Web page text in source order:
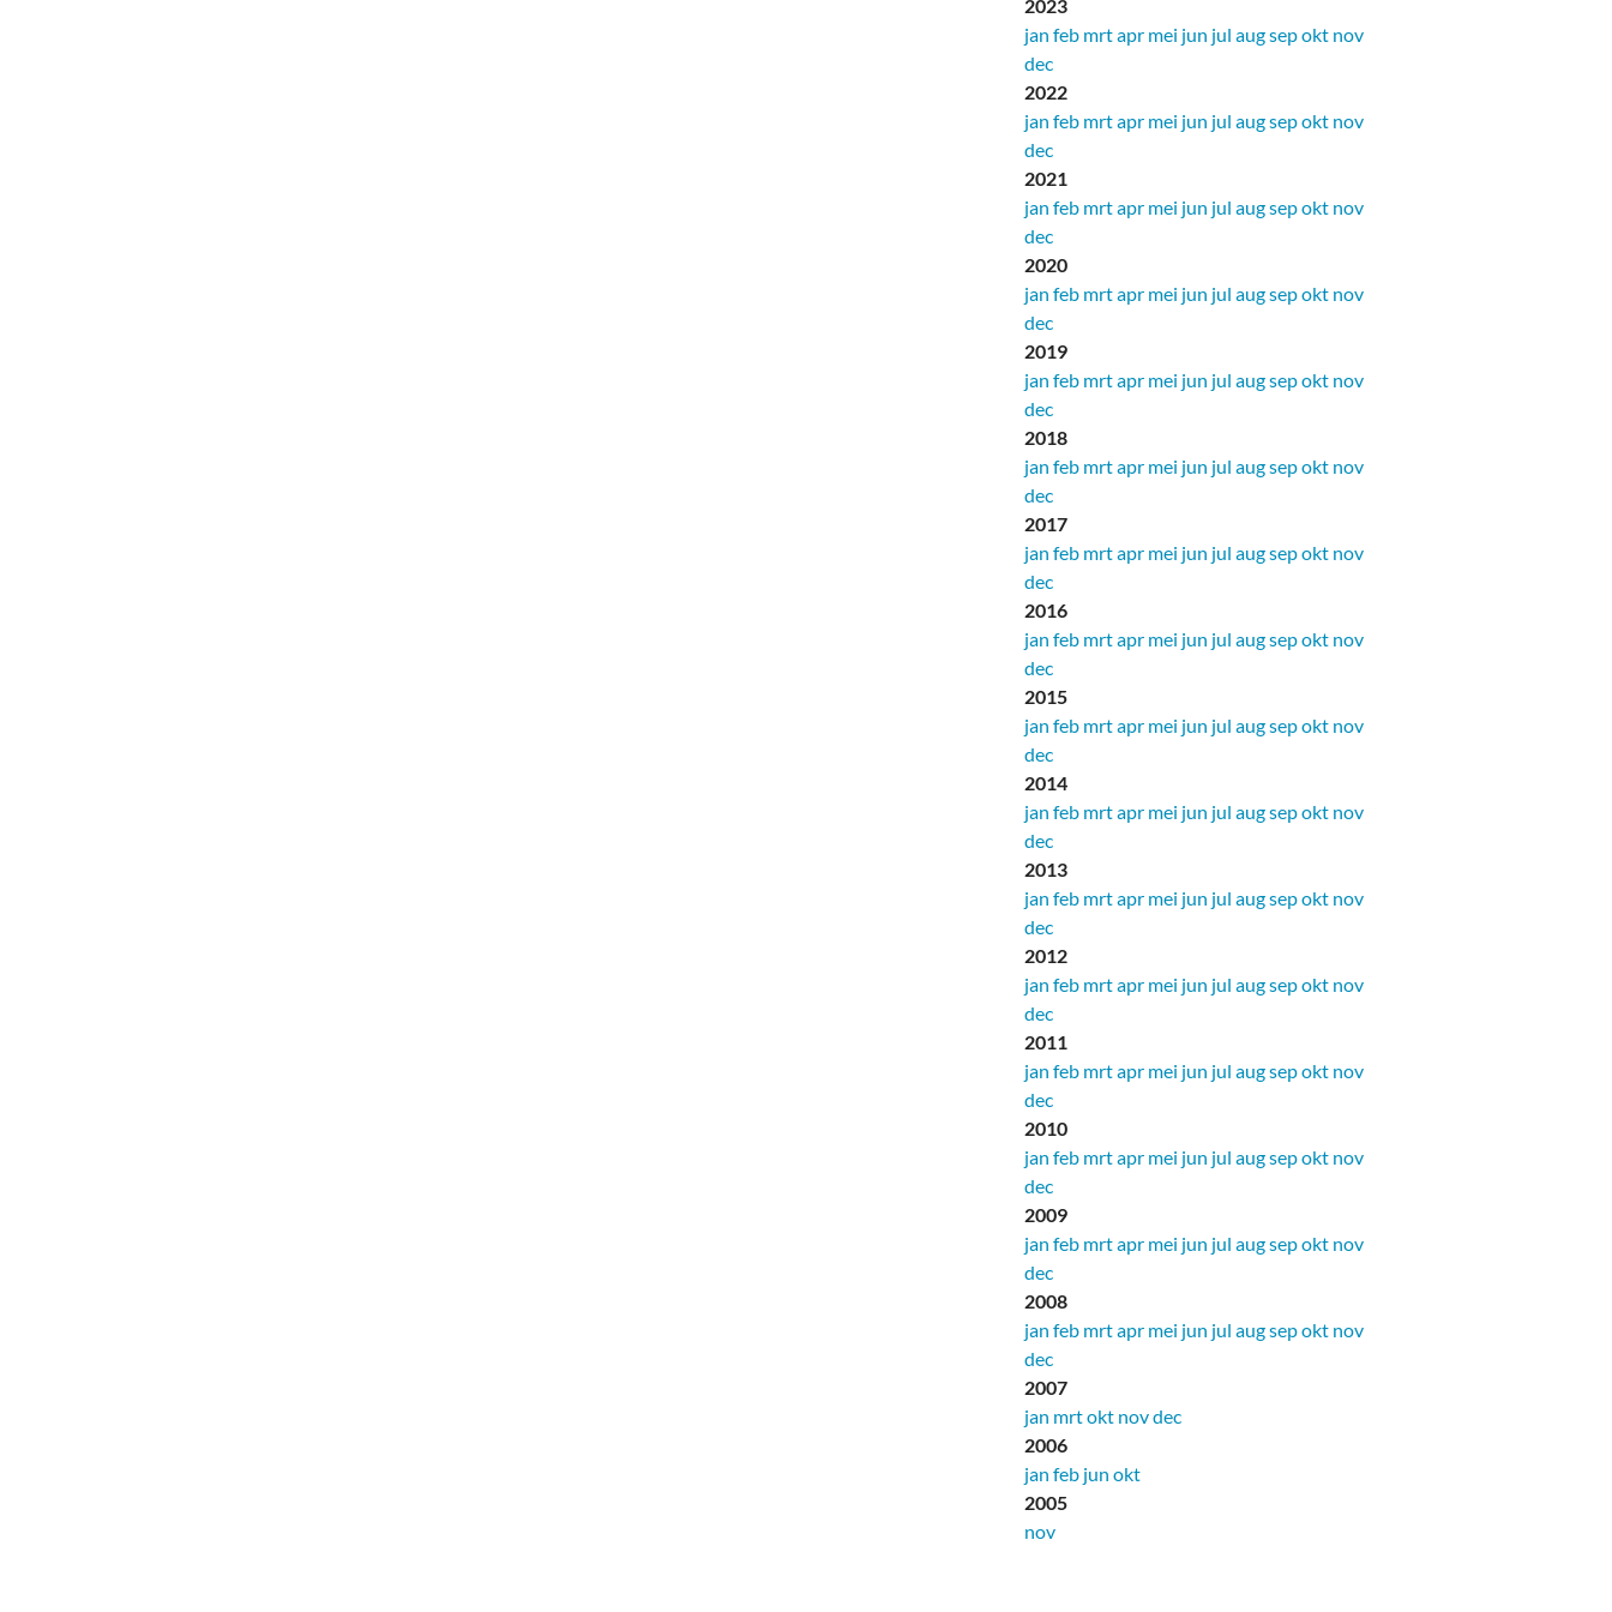
2023
jan feb mrtapr mei jun jul augsepokt nov
dec
2022
jan feb mrtapr mei jun jul augsepokt nov
dec
2021
jan feb mrtapr mei jun jul augsepokt nov
dec
2020
jan feb mrtapr mei jun jul augsepokt nov
dec
2019
jan feb mrtapr mei jun jul augsepokt nov
dec
2018
jan feb mrtapr mei jun jul augsepokt nov
dec
2017
jan feb mrtapr mei jun jul augsepokt nov
dec
2016
jan feb mrtapr mei jun jul augsepokt nov
dec
2015
jan feb mrtapr mei jun jul augsepokt nov
dec
2014
jan feb mrtapr mei jun jul augsepokt nov
dec
2013
jan feb mrtapr mei jun jul augsepokt nov
dec
2012
jan feb mrtapr mei jun jul augsepokt nov
dec
2011
jan feb mrtapr mei jun jul augsepokt nov
dec
2010
jan feb mrtapr mei jun jul augsepokt nov
dec
2009
jan feb mrtapr mei jun jul augsepokt nov
dec
2008
jan feb mrtapr mei jun jul augsepokt nov
dec
2007
jan mrtokt novdec
2006
jan feb jun okt
2005
nov